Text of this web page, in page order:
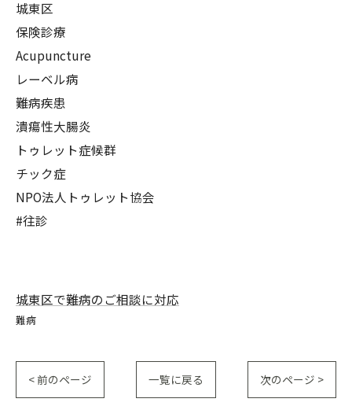
城東区
保険診療
Acupuncture
レーベル病
難病疾患
潰瘍性大腸炎
トゥレット症候群
チック症
NPO法人トゥレット協会
#往診
城東区で難病のご相談に対応
難病
< 前のページ 一覧に戻る 次のページ >